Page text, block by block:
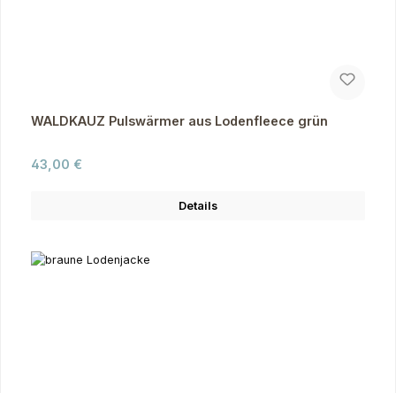
WALDKAUZ Pulswärmer aus Lodenfleece grün
Regulärer Preis:
43,00 €
Details